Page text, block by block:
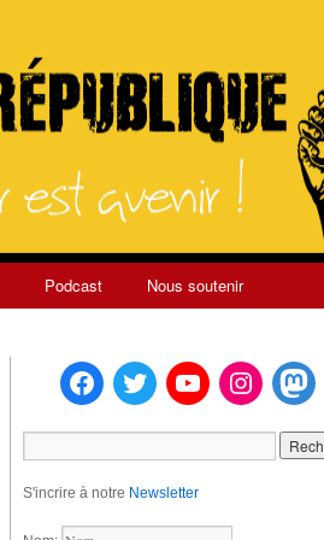
Podcast Nous soutenir
S'incrire à notre Newsletter